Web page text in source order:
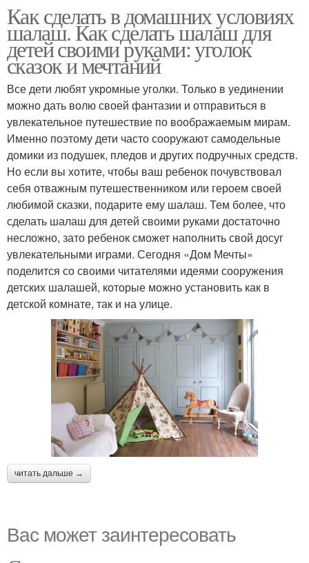
Как сделать в домашних условиях
шалаш. Как сделать шалаш для
детей своими руками: уголок
сказок и мечтаний
Все дети любят укромные уголки. Только в уединении
можно дать волю своей фантазии и отправиться в
увлекательное путешествие по воображаемым мирам.
Именно поэтому дети часто сооружают самодельные
домики из подушек, пледов и других подручных средств.
Но если вы хотите, чтобы ваш ребенок почувствовал
себя отважным путешественником или героем своей
любимой сказки, подарите ему шалаш. Тем более, что
сделать шалаш для детей своими руками достаточно
несложно, зато ребенок сможет наполнить свой досуг
увлекательными играми. Сегодня «Дом Мечты»
поделится со своими читателями идеями сооружения
детских шалашей, которые можно установить как в
детской комнате, так и на улице.
читать дальше →
Вас может заинтересовать